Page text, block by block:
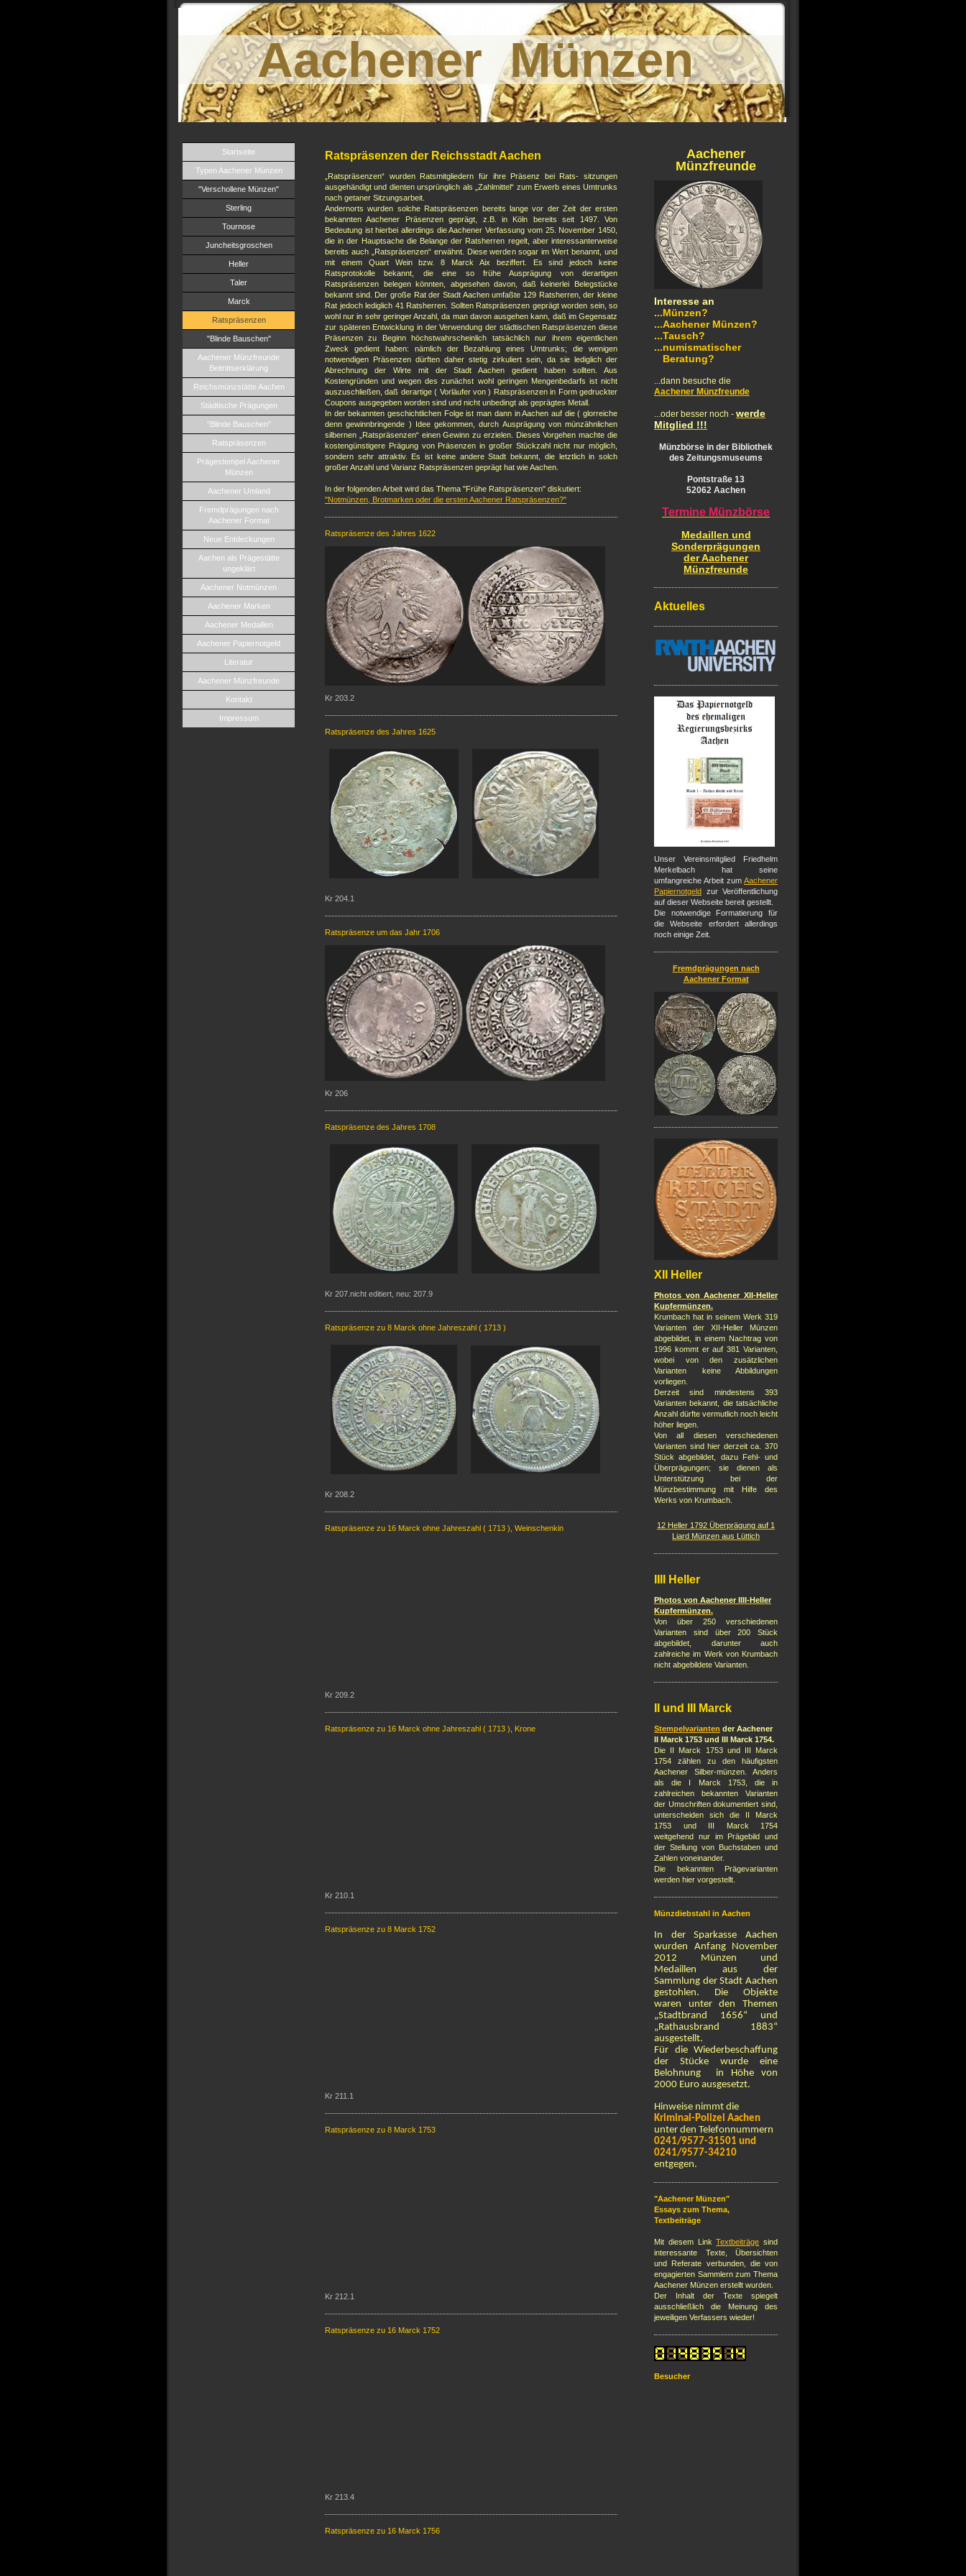
Aachener Münzen
Startseite
Typen Aachener Münzen
"Verschollene Münzen"
Sterling
Tournose
Juncheitsgroschen
Heller
Taler
Marck
Ratspräsenzen
"Blinde Bauschen"
Aachener Münzfreunde
Beitrittserklärung
Reichsmünzstätte Aachen
Städtische Prägungen
"Blinde Bauschen"
Ratspräsenzen
Prägestempel Aachener
Münzen
Aachener Umland
Fremdprägungen nach
Aachener Format
Neue Entdeckungen
Aachen als Prägestätte
ungeklärt
Aachener Notmünzen
Aachener Marken
Aachener Medaillen
Aachener Papiernotgeld
Literatur
Aachener Münzfreunde
Kontakt
Impressum
Ratspräsenzen der Reichsstadt Aachen
„Ratspräsenzen“ wurden Ratsmitgliedern für ihre Präsenz bei Rats- sitzungen
ausgehändigt und dienten ursprünglich als „Zahlmittel“ zum Erwerb eines Umtrunks
nach getaner Sitzungsarbeit.
Andernorts wurden solche Ratspräsenzen bereits lange vor der Zeit der ersten
bekannten Aachener Präsenzen geprägt, z.B. in Köln bereits seit 1497. Von
Bedeutung ist hierbei allerdings die Aachener Verfassung vom 25. November 1450,
die in der Hauptsache die Belange der Ratsherren regelt, aber interessanterweise
bereits auch „Ratspräsenzen“ erwähnt. Diese werden sogar im Wert benannt, und
mit einem Quart Wein bzw. 8 Marck Aix beziffert. Es sind jedoch keine
Ratsprotokolle bekannt, die eine so frühe Ausprägung von derartigen
Ratspräsenzen belegen könnten, abgesehen davon, daß keinerlei Belegstücke
bekannt sind. Der große Rat der Stadt Aachen umfaßte 129 Ratsherren, der kleine
Rat jedoch lediglich 41 Ratsherren. Sollten Ratspräsenzen geprägt worden sein, so
wohl nur in sehr geringer Anzahl, da man davon ausgehen kann, daß im Gegensatz
zur späteren Entwicklung in der Verwendung der städtischen Ratspräsenzen diese
Präsenzen zu Beginn höchstwahrscheinlich tatsächlich nur ihrem eigentlichen
Zweck gedient haben: nämlich der Bezahlung eines Umtrunks; die wenigen
notwendigen Präsenzen dürften daher stetig zirkuliert sein, da sie lediglich der
Abrechnung der Wirte mit der Stadt Aachen gedient haben sollten. Aus
Kostengründen und wegen des zunächst wohl geringen Mengenbedarfs ist nicht
auszuschließen, daß derartige ( Vorläufer von ) Ratspräsenzen in Form gedruckter
Coupons ausgegeben worden sind und nicht unbedingt als geprägtes Metall.
In der bekannten geschichtlichen Folge ist man dann in Aachen auf die ( glorreiche
denn gewinnbringende ) Idee gekommen, durch Ausprägung von münzähnlichen
silbernen „Ratspräsenzen“ einen Gewinn zu erzielen. Dieses Vorgehen machte die
kostengünstigere Prägung von Präsenzen in großer Stückzahl nicht nur möglich,
sondern sehr attraktiv. Es ist keine andere Stadt bekannt, die letztlich in solch
großer Anzahl und Varianz Ratspräsenzen geprägt hat wie Aachen.
In der folgenden Arbeit wird das Thema "Frühe Ratspräsenzen" diskutiert:
"Notmünzen, Brotmarken oder die ersten Aachener Ratspräsenzen?"
Ratspräsenze des Jahres 1622
Kr 203.2
Ratspräsenze des Jahres 1625
Kr 204.1
Ratspräsenze um das Jahr 1706
Kr 206
Ratspräsenze des Jahres 1708
Kr 207.nicht editiert, neu: 207.9
Ratspräsenze zu 8 Marck ohne Jahreszahl ( 1713 )
Kr 208.2
Ratspräsenze zu 16 Marck ohne Jahreszahl ( 1713 ) , Weinschenkin
Kr 209.2
Ratspräsenze zu 16 Marck ohne Jahreszahl ( 1713 ) , Krone
Kr 210.1
Ratspräsenze zu 8 Marck 1752
Kr 211.1
Ratspräsenze zu 8 Marck 1753
Kr 212.1
Ratspräsenze zu 16 Marck 1752
Kr 213.4
Ratspräsenze zu 16 Marck 1756
Aachener
Münzfreunde
Interesse an
...Münzen?
...Aachener Münzen?
...Tausch?
...numismatischer
Beratung?
...dann besuche die
Aachener Münzfreunde
...oder besser noch - werde
Mitglied !!!
Münzbörse in der Bibliothek
des Zeitungsmuseums
Pontstraße 13
52062 Aachen
Termine Münzbörse
Medaillen und
Sonderprägungen
der Aachener
Münzfreunde
Aktuelles
Unser Vereinsmitglied Friedhelm
Merkelbach hat seine
umfangreiche Arbeit zum Aachener
Papiernotgeld zur Veröffentlichung
auf dieser Webseite bereit gestellt.
Die notwendige Formatierung für
die Webseite erfordert allerdings
noch einige Zeit.
Fremdprägungen nach
Aachener Format
XII Heller
Photos von Aachener XII-Heller
Kupfermünzen.
Krumbach hat in seinem Werk 319
Varianten der XII-Heller Münzen
abgebildet, in einem Nachtrag von
1996 kommt er auf 381 Varianten,
wobei von den zusätzlichen
Varianten keine Abbildungen
vorliegen.
Derzeit sind mindestens 393
Varianten bekannt, die tatsächliche
Anzahl dürfte vermutlich noch leicht
höher liegen.
Von all diesen verschiedenen
Varianten sind hier derzeit ca. 370
Stück abgebildet, dazu Fehl- und
Überprägungen; sie dienen als
Unterstützung bei der
Münzbestimmung mit Hilfe des
Werks von Krumbach.
12 Heller 1792 Überprägung auf 1
Liard Münzen aus Lüttich
IIII Heller
Photos von Aachener IIII-Heller
Kupfermünzen.
Von über 250 verschiedenen
Varianten sind über 200 Stück
abgebildet, darunter auch
zahlreiche im Werk von Krumbach
nicht abgebildete Varianten.
II und III Marck
Stempelvarianten der Aachener
II Marck 1753 und III Marck 1754.
Die II Marck 1753 und III Marck
1754 zählen zu den häufigsten
Aachener Silber-münzen. Anders
als die I Marck 1753, die in
zahlreichen bekannten Varianten
der Umschriften dokumentiert sind,
unterscheiden sich die II Marck
1753 und III Marck 1754
weitgehend nur im Prägebild und
der Stellung von Buchstaben und
Zahlen voneinander.
Die bekannten Prägevarianten
werden hier vorgestellt.
Münzdiebstahl in Aachen
In der Sparkasse Aachen
wurden Anfang November
2012 Münzen und
Medaillen aus der
Sammlung der Stadt Aachen
gestohlen. Die Objekte
waren unter den Themen
„Stadtbrand 1656“ und
„Rathausbrand 1883“
ausgestellt.
Für die Wiederbeschaffung
der Stücke wurde eine
Belohnung in Höhe von
2000 Euro ausgesetzt.
Hinweise nimmt die
Kriminal-Polizei Aachen
unter den Telefonnummern
0241/9577-31501 und
0241/9577-34210
entgegen.
"Aachener Münzen"
Essays zum Thema,
Textbeiträge
Mit diesem LinkTextbeiträge sind
interessante Texte, Übersichten
und Referate verbunden, die von
engagierten Sammlern zum Thema
Aachener Münzen erstellt wurden.
Der Inhalt der Texte spiegelt
ausschließlich die Meinung des
jeweiligen Verfassers wieder!
Besucher